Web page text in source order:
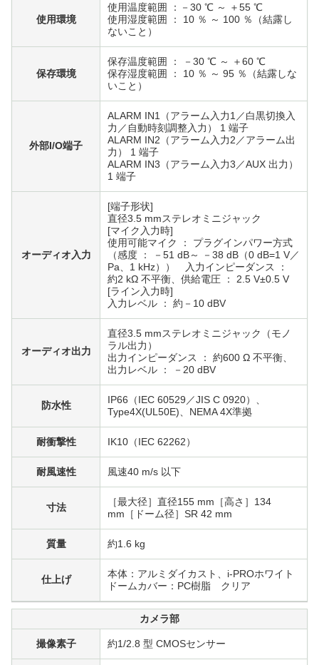
使用環境
使用温度範囲 ：－30 ℃ ～ ＋55 ℃
使用湿度範囲 ： 10 ％ ～ 100 ％（結露し
ないこと）
保存環境
保存温度範囲 ： －30 ℃ ～ ＋60 ℃
保存湿度範囲 ： 10 ％ ～ 95 ％（結露しな
いこと）
外部I/O端子
ALARM IN1（アラーム入力1／白黒切換入
力／自動時刻調整入力） 1 端子
ALARM IN2（アラーム入力2／アラーム出
力） 1 端子
ALARM IN3（アラーム入力3／AUX 出力）
1 端子
オーディオ入力
[端子形状]
直径3.5 mmステレオミニジャック
[マイク入力時]
使用可能マイク ： プラグインパワー方式
（感度 ： －51 dB～ －38 dB（0 dB=1 V／
Pa、1 kHz）） 入力インピーダンス ：
約2 kΩ 不平衡、供給電圧 ： 2.5 V±0.5 V
[ライン入力時]
入力レベル ： 約－10 dBV
オーディオ出力
直径3.5 mmステレオミニジャック（モノ
ラル出力）
出力インピーダンス ： 約600 Ω 不平衡、
出力レベル ： －20 dBV
防水性
IP66（IEC 60529／JIS C 0920）、
Type4X(UL50E)、NEMA 4X準拠
耐衝撃性 IK10（IEC 62262）
耐風速性 風速40 m/s 以下
寸法
［最大径］直径155 mm［高さ］134
mm［ドーム径］SR 42 mm
質量 約1.6 kg
仕上げ
本体：アルミダイカスト、i-PROホワイト
ドームカバー：PC樹脂 クリア
カメラ部
撮像素子 約1/2.8 型 CMOSセンサー